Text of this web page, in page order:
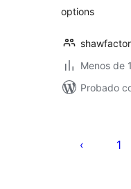
options
shawfactor
Menos de
Probado
1